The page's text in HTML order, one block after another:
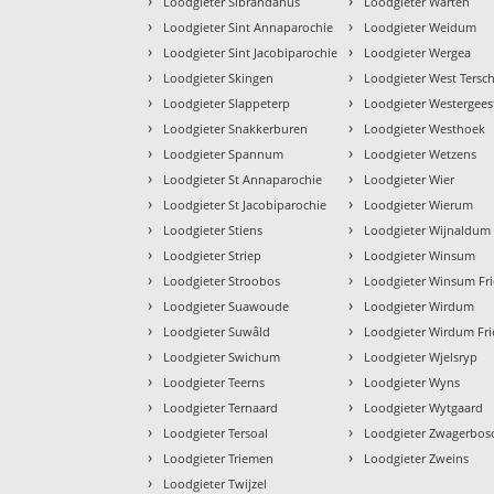
› Loodgieter Sint Annaparochie
› Loodgieter Sint Jacobiparochie
› Loodgieter Skingen
› Loodgieter Slappeterp
› Loodgieter Snakkerburen
› Loodgieter Spannum
› Loodgieter St Annaparochie
› Loodgieter St Jacobiparochie
› Loodgieter Stiens
› Loodgieter Striep
› Loodgieter Stroobos
› Loodgieter Suawoude
› Loodgieter Suwâld
› Loodgieter Swichum
› Loodgieter Teerns
› Loodgieter Ternaard
› Loodgieter Tersoal
› Loodgieter Triemen
› Loodgieter Twijzel
› Loodgieter Weidum
› Loodgieter Wergea
› Loodgieter West
› Loodgieter
› Loodgieter Westhoek
› Loodgieter Wetzens
› Loodgieter Wier
› Loodgieter Wierum
› Loodgieter Wijnaldum
› Loodgieter Winsum
› Loodgieter Winsum
› Loodgieter Wirdum
› Loodgieter Wirdum
› Loodgieter Wjelsryp
› Loodgieter Wyns
› Loodgieter Wytgaard
› Loodgieter
› Loodgieter Zweins